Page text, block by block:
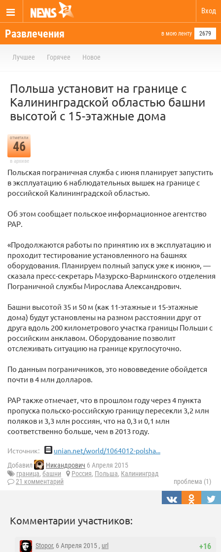
Вход
Развлечения в мою ленту 2679
Лучшее Горячее Новое
Польша установит на границе с
Калининградской областью башни
высотой с 15-этажные дома
отметили
46
в архиве
Польская пограничная служба с июня планирует запустить
в эксплуатацию 6 наблюдательных вышек на границе с
российской Калининградской областью.
Об этом сообщает польское информационное агентство
РАР.
«Продолжаются работы по принятию их в эксплуатацию и
проходит тестирование установленного на башнях
оборудования. Планируем полный запуск уже к июню», —
сказала пресс-секретарь Мазурско-Варминского отделения
Пограничной службы Мирослава Александрович.
Башни высотой 35 и 50 м (как 11-этажные и 15-этажные
дома) будут установлены на разном расстоянии друг от
друга вдоль 200 километрового участка границы Польши с
российским анклавом. Оборудование позволит
отслеживать ситуацию на границе круглосуточно.
По данным пограничников, это нововведение обойдется
почти в 4 млн долларов.
РАР также отмечает, что в прошлом году через 4 пункта
пропуска польско-российскую границу пересекли 3,2 млн
поляков и 3,3 млн россиян, что на 0,3 и 0,1 млн
соответственно больше, чем в 2013 году.
Источник: unian.net/world/1064012-polsha...
Добавил Никандрович 6 Апреля 2015
граница, башни Россия, Польша, Калининград
21 комментарий
проблема (1)
Комментарии участников:
+16
Stopor, 6 Апреля 2015 , url